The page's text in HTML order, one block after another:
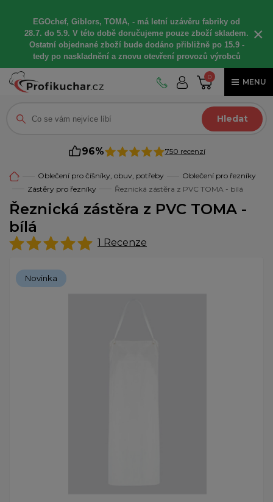
EGOchef, Giblors, TOMA, - má letní uzávěru fabriky od
28.7. do 5.9. V této době doručujeme pouze zboží skladem.
Ostatní objednané zboží bude dodáno přibližně po 15.9 -
tedy po naskladnění a znovu otevření provozů výrobců
×
0
MENU
Hledat
96% 750 recenzí
Oblečení pro číšníky, obuv, potřeby
Oblečení pro řezníky
Zástěry pro řezníky
Řeznická zástěra z PVC TOMA - bílá
Řeznická zástěra z PVC TOMA -
bílá
1 Recenze
Novinka